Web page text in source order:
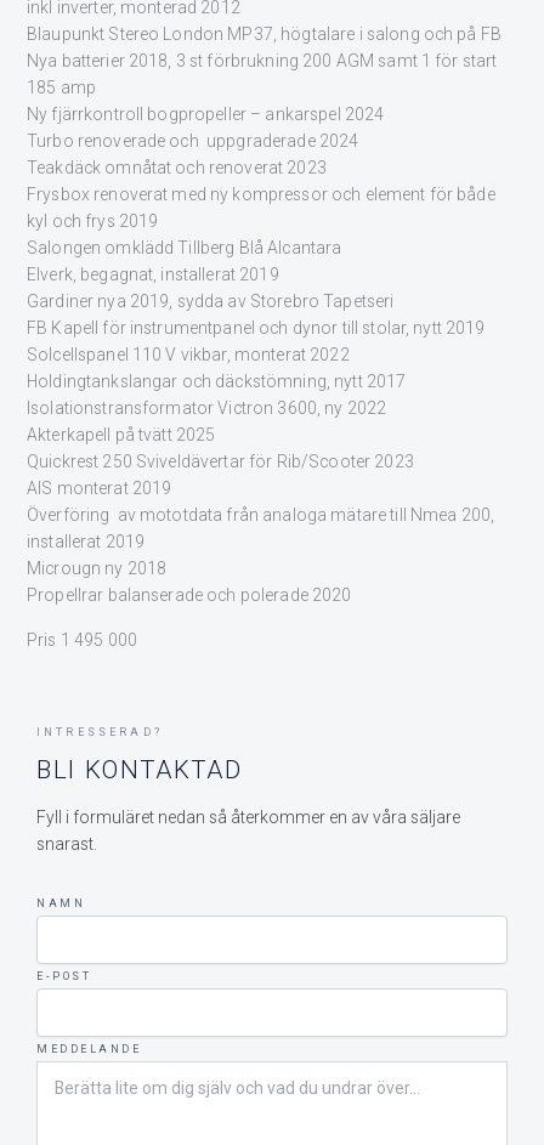
inkl inverter, monterad 2012
Blaupunkt Stereo London MP37, högtalare i salong och på FB
Nya batterier 2018, 3 st förbrukning 200 AGM samt 1 för start
185 amp
Ny fjärrkontroll bogpropeller – ankarspel 2024
Turbo renoverade och uppgraderade 2024
Teakdäck omnåtat och renoverat 2023
Frysbox renoverat med ny kompressor och element för både
kyl och frys 2019
Salongen omklädd Tillberg Blå Alcantara
Elverk, begagnat, installerat 2019
Gardiner nya 2019, sydda av Storebro Tapetseri
FB Kapell för instrumentpanel och dynor till stolar, nytt 2019
Solcellspanel 110 V vikbar, monterat 2022
Holdingtankslangar och däckstömning, nytt 2017
Isolationstransformator Victron 3600, ny 2022
Akterkapell på tvätt 2025
Quickrest 250 Sviveldävertar för Rib/Scooter 2023
AIS monterat 2019
Överföring av mototdata från analoga mätare till Nmea 200,
installerat 2019
Microugn ny 2018
Propellrar balanserade och polerade 2020
Pris 1 495 000
INTRESSERAD?
BLI KONTAKTAD
Fyll i formuläret nedan så återkommer en av våra säljare
snarast.
NAMN
E-POST
MEDDELANDE